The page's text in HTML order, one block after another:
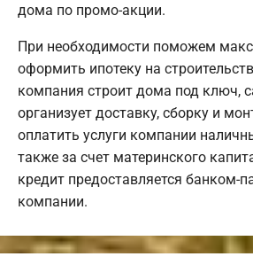
дома по промо-акции.
При необходимости поможем
оформить ипотеку на
компания строит дома под ключ,
организует доставку, сборку и
оплатить услуги компании
также за счет материнского
кредит предоставляется банком-
компании.